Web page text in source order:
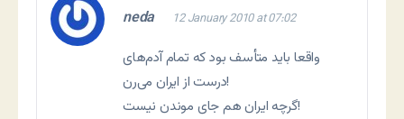
neda 12 January 2010 at 07:02
واقعا باید متأسف بود که تمام آدم‌های
درست از ایران می‌رن!
گرچه ایران هم جای موندن نیست!